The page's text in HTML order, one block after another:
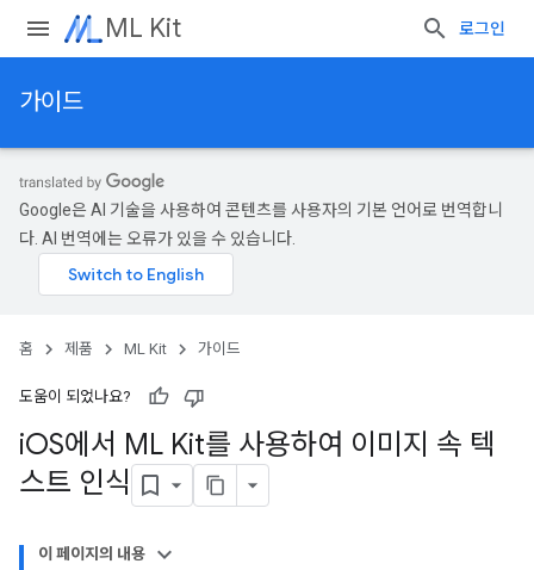
ML Kit 로그인
가이드
Google은 AI 기술을 사용하여 콘텐츠를 사용자의 기본 언어로 번역합니
다. AI 번역에는 오류가 있을 수 있습니다.
홈 제품 ML Kit 가이드
도움이 되었나요?
iOS에서 ML Kit를 사용하여 이미지 속 텍
스트 인식
이 페이지의 내용